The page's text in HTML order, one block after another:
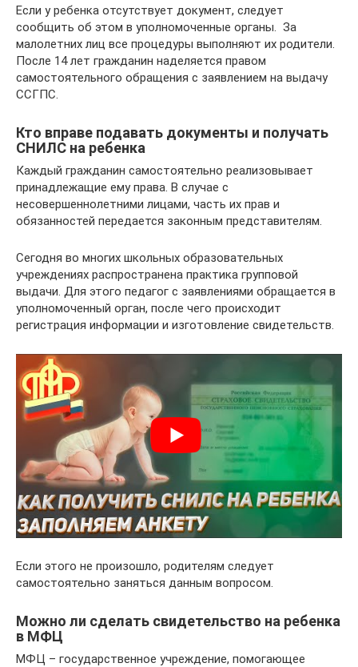
Если у ребенка отсутствует документ, следует
сообщить об этом в уполномоченные органы. За
малолетних лиц все процедуры выполняют их родители.
После 14 лет гражданин наделяется правом
самостоятельного обращения с заявлением на выдачу
ССГПС.
Кто вправе подавать документы и получать
СНИЛС на ребенка
Каждый гражданин самостоятельно реализовывает
принадлежащие ему права. В случае с
несовершеннолетними лицами, часть их прав и
обязанностей передается законным представителям.
Сегодня во многих школьных образовательных
учреждениях распространена практика групповой
выдачи. Для этого педагог с заявлениями обращается в
уполномоченный орган, после чего происходит
регистрация информации и изготовление свидетельств.
Если этого не произошло, родителям следует
самостоятельно заняться данным вопросом.
Можно ли сделать свидетельство на ребенка
в МФЦ
МФЦ – государственное учреждение, помогающее